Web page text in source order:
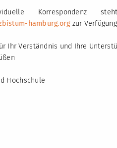
Korrespondenz
hamburg.orgzur
Ihr Verständnis und Ihre
Hochschule